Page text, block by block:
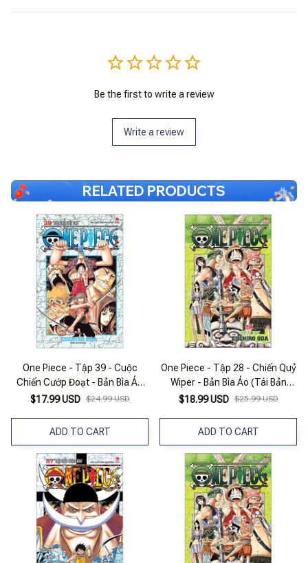
Be the first to write a review
Write a review
RELATED PRODUCTS
One Piece - Tập 39 - Cuộc
Chiến Cướp Đoạt - Bản Bìa Áo
(Tái Bản 2022)
$17.99 USD $24.99 USD
ADD TO CART
One Piece - Tập 28 - Chiến Quỷ
Wiper - Bản Bìa Áo (Tái Bản
2025)
$18.99 USD $25.99 USD
ADD TO CART